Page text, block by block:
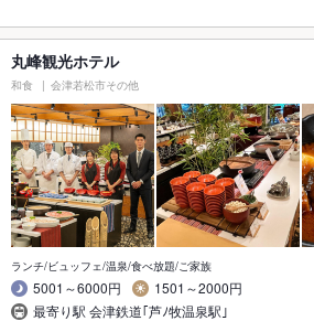
丸峰観光ホテル
和食 会津若松市その他
ランチ/ビュッフェ/温泉/食べ放題/ご家族
5001～6000円
1501～2000円
最寄り駅 会津鉄道｢芦ﾉ牧温泉駅｣